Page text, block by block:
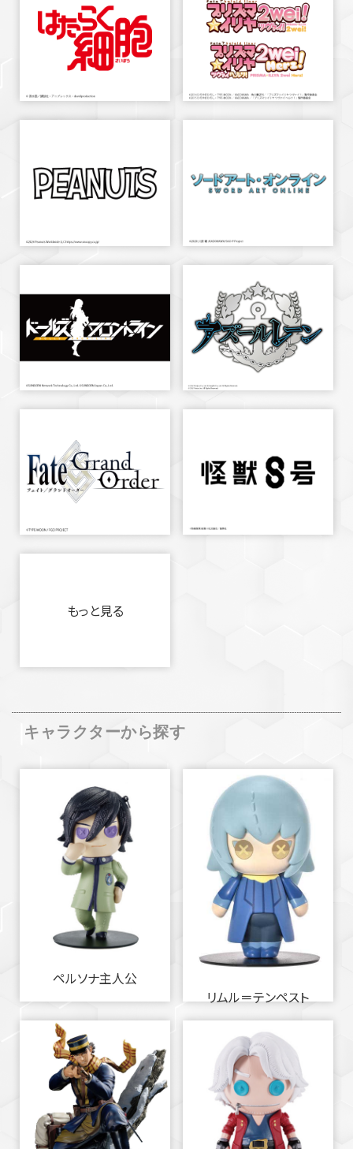
もっと見る
キャラクターから探す
ペルソナ主人公
リムル＝テンペスト